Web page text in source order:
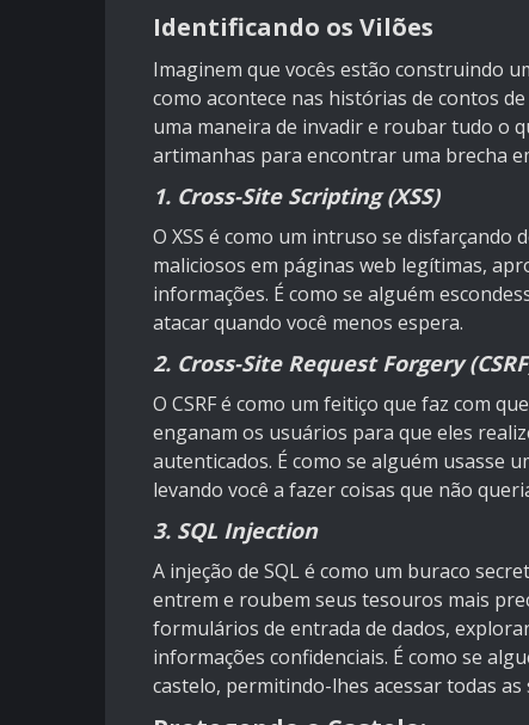
Identificando os Vilões
Imaginem que vocês estão construindo
como acontece nas histórias de contos
uma maneira de invadir e roubar tudo o
artimanhas para encontrar uma brecha
1. Cross-Site Scripting (XSS)
O XSS é como um intruso se
maliciosos em páginas web legítimas,
informações. É como se alguém
atacar quando você menos espera.
2. Cross-Site Request Forgery
O CSRF é como um feitiço que faz com
enganam os usuários para que eles
autenticados. É como se alguém usasse
levando você a fazer coisas que não
3. SQL Injection
A injeção de SQL é como um buraco
entrem e roubem seus tesouros mais
formulários de entrada de dados,
informações confidenciais. É como se
castelo, permitindo-lhes acessar todas as